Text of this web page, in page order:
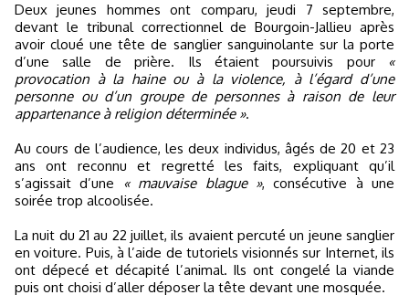
Deux jeunes hommes ont comparu, jeudi 7 septembre,
devant le tribunal correctionnel de Bourgoin-Jallieu après
avoir cloué une tête de sanglier sanguinolante sur la porte
d’une salle de prière. Ils étaient poursuivis pour
«
provocation à la haine ou à la violence, à l’égard d’une
personne ou d’un groupe de personnes à raison de leur
appartenance à religion déterminée ».
Au cours de l’audience, les deux individus, âgés de 20 et 23
ans ont reconnu et regretté les faits, expliquant qu’il
s’agissait d’une
« mauvaise blague », consécutive à une
soirée trop alcoolisée.
La nuit du 21 au 22 juillet, ils avaient percuté un jeune sanglier
en voiture. Puis, à l’aide de tutoriels visionnés sur Internet, ils
ont dépecé et décapité l’animal. Ils ont congelé la viande
puis ont choisi d’aller déposer la tête devant une mosquée.